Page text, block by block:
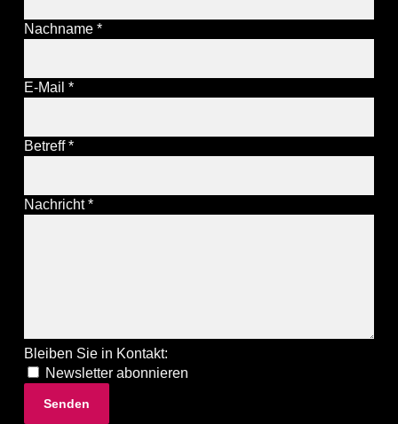
Nachname *
E-Mail *
Betreff*
Nachricht*
Bleiben Sie in Kontakt:
Newsletter abonnieren